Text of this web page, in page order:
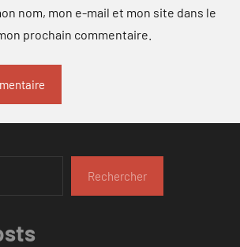
nom, mon e-mail et mon site dans le
prochain commentaire.
Rechercher